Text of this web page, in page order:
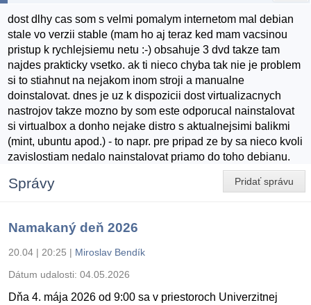
dost dlhy cas som s velmi pomalym internetom mal debian
stale vo verzii stable (mam ho aj teraz ked mam vacsinou
pristup k rychlejsiemu netu :-) obsahuje 3 dvd takze tam
najdes prakticky vsetko. ak ti nieco chyba tak nie je problem
si to stiahnut na nejakom inom stroji a manualne
doinstalovat. dnes je uz k dispozicii dost virtualizacnych
nastrojov takze mozno by som este odporucal nainstalovat
si virtualbox a donho nejake distro s aktualnejsimi balikmi
(mint, ubuntu apod.) - to napr. pre pripad ze by sa nieco kvoli
zavislostiam nedalo nainstalovat priamo do toho debianu.
Pridať správu
Správy
Namakaný deň 2026
20.04 | 20:25 | Miroslav Bendík
Dátum udalosti: 04.05.2026
Dňa 4. mája 2026 od 9:00 sa v priestoroch Univerzitnej